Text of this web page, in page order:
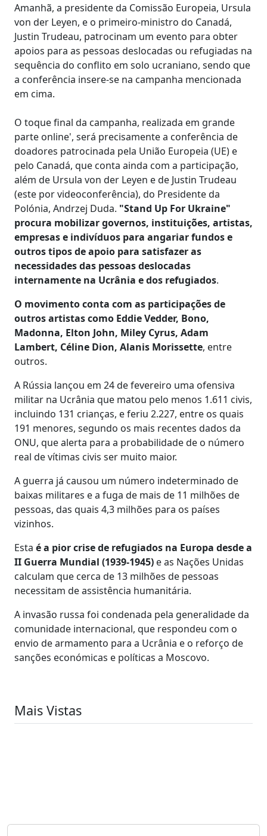
Amanhã, a presidente da Comissão Europeia, Ursula
von der Leyen, e o primeiro-ministro do Canadá,
Justin Trudeau, patrocinam um evento para obter
apoios para as pessoas deslocadas ou refugiadas na
sequência do conflito em solo ucraniano, sendo que
a conferência insere-se na campanha mencionada
em cima.
O toque final da campanha, realizada em grande
parte online', será precisamente a conferência de
doadores patrocinada pela União Europeia (UE) e
pelo Canadá, que conta ainda com a participação,
além de Ursula von der Leyen e de Justin Trudeau
(este por videoconferência), do Presidente da
Polónia, Andrzej Duda. "Stand Up For Ukraine"
procura mobilizar governos, instituições, artistas,
empresas e indivíduos para angariar fundos e
outros tipos de apoio para satisfazer as
necessidades das pessoas deslocadas
internamente na Ucrânia e dos refugiados.
O movimento conta com as participações de
outros artistas como Eddie Vedder, Bono,
Madonna, Elton John, Miley Cyrus, Adam
Lambert, Céline Dion, Alanis Morissette, entre
outros.
A Rússia lançou em 24 de fevereiro uma ofensiva
militar na Ucrânia que matou pelo menos 1.611 civis,
incluindo 131 crianças, e feriu 2.227, entre os quais
191 menores, segundo os mais recentes dados da
ONU, que alerta para a probabilidade de o número
real de vítimas civis ser muito maior.
A guerra já causou um número indeterminado de
baixas militares e a fuga de mais de 11 milhões de
pessoas, das quais 4,3 milhões para os países
vizinhos.
Esta é a pior crise de refugiados na Europa desde a
II Guerra Mundial (1939-1945) e as Nações Unidas
calculam que cerca de 13 milhões de pessoas
necessitam de assistência humanitária.
A invasão russa foi condenada pela generalidade da
comunidade internacional, que respondeu com o
envio de armamento para a Ucrânia e o reforço de
sanções económicas e políticas a Moscovo.
Mais Vistas